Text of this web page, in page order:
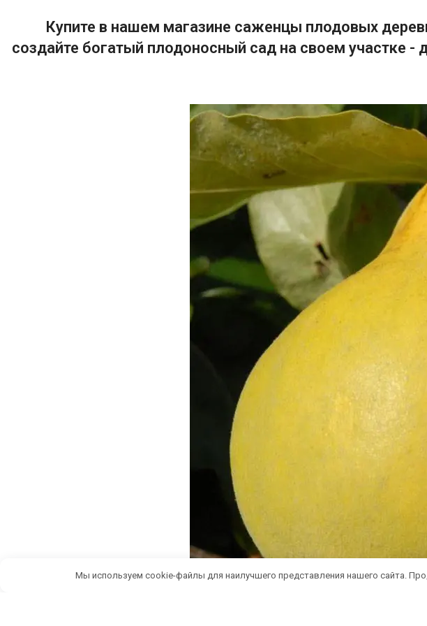
Купите в нашем магазине саженцы плодовых
создайте богатый плодоносный сад на своем участке
Мы используем cookie-файлы для наилучшего представления нашего сайта.